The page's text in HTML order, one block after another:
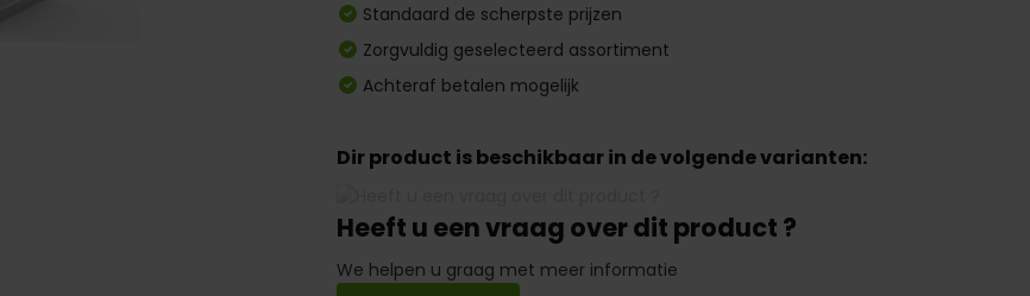
Standaard de scherpste prijzen
Zorgvuldig geselecteerd assortiment
Achteraf betalen mogelijk
Dir product is beschikbaar in de volgende varianten:
Heeft u een vraag over dit product ?
We helpen u graag met meer informatie